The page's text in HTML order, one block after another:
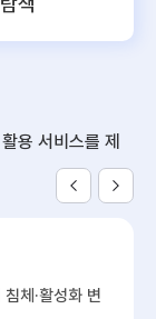
용 서비스를 제
체·활성화 변